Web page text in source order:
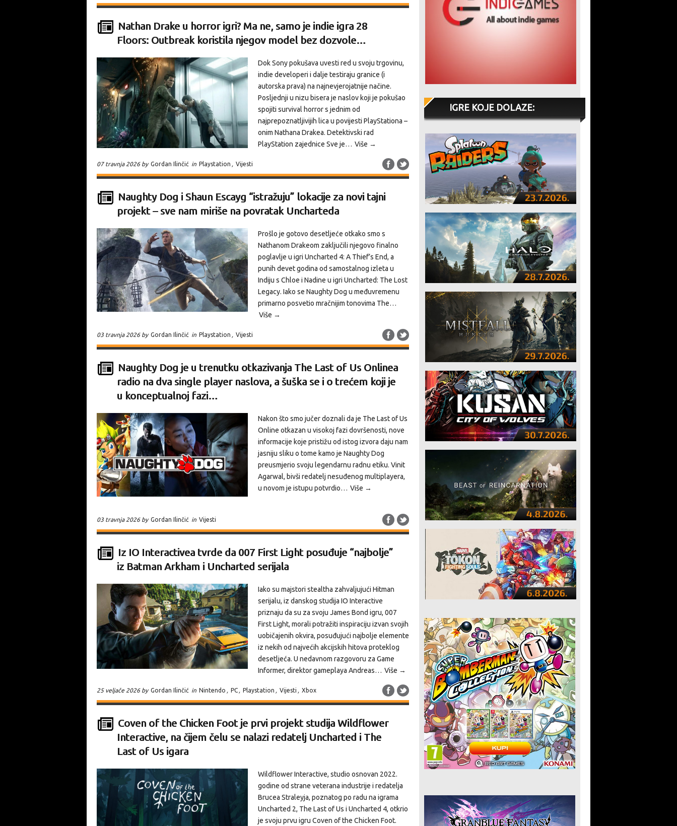
Nathan Drake u horror igri? Ma ne, samo je indie igra 28
Floors: Outbreak koristila njegov model bez dozvole…
Dok Sony pokušava uvesti red u svoju trgovinu,
indie developeri i dalje testiraju granice (i
autorska prava) na najnevjerojatnije načine.
Posljednji u nizu bisera je naslov koji je pokušao
spojiti survival horror s jednim od
najprepoznatljivijih lica u povijesti PlayStationa –
onim Nathana Drakea. Detektivski rad
PlayStation zajednice Sve je… Više →
07 travnja 2026 by Gordan Ilinčić in Playstation , Vijesti
Naughty Dog i Shaun Escayg “istražuju” lokacije za novi tajni
projekt – sve nam miriše na povratak Uncharteda
Prošlo je gotovo desetljeće otkako smo s
Nathanom Drakeom zaključili njegovo finalno
poglavlje u igri Uncharted 4: A Thief’s End, a
punih devet godina od samostalnog izleta u
Indiju s Chloe i Nadine u igri Uncharted: The Lost
Legacy. Iako se Naughty Dog u međuvremenu
primarno posvetio mračnijim tonovima The…
Više →
03 travnja 2026 by Gordan Ilinčić in Playstation , Vijesti
Naughty Dog je u trenutku otkazivanja The Last of Us Onlinea
radio na dva single player naslova, a šuška se i o trećem koji je
u konceptualnoj fazi…
Nakon što smo jučer doznali da je The Last of Us
Online otkazan u visokoj fazi dovršenosti, nove
informacije koje pristižu od istog izvora daju nam
jasniju sliku o tome kamo je Naughty Dog
preusmjerio svoju legendarnu radnu etiku. Vinit
Agarwal, bivši redatelj nesuđenog multiplayera,
u novom je istupu potvrdio… Više →
03 travnja 2026 by Gordan Ilinčić in Vijesti
Iz IO Interactivea tvrde da 007 First Light posuđuje “najbolje”
iz Batman Arkham i Uncharted serijala
Iako su majstori stealtha zahvaljujući Hitman
serijalu, iz danskog studija IO Interactive
priznaju da su za svoju James Bond igru, 007
First Light, morali potražiti inspiraciju izvan svojih
uobičajenih okvira, posuđujući najbolje elemente
iz nekih od najvećih akcijskih hitova proteklog
desetljeća. U nedavnom razgovoru za Game
Informer, direktor gameplaya Andreas… Više →
25 veljače 2026 by Gordan Ilinčić in Nintendo , PC , Playstation , Vijesti , Xbox
Coven of the Chicken Foot je prvi projekt studija Wildflower
Interactive, na čijem čelu se nalazi redatelj Uncharted i The
Last of Us igara
Wildflower Interactive, studio osnovan 2022.
godine od strane veterana industrije i redatelja
Brucea Straleyja, poznatog po radu na igrama
Uncharted 2, The Last of Us i Uncharted 4, otkrio
je svoju prvu igru Coven of the Chicken Foot.
IGRE KOJE DOLAZE: